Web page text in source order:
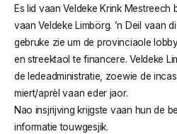
Es lid vaan Veldeke Krink Mestreech
vaan Veldeke Limbörg. ’n Deil vaan
gebruke zie um de provinciaole
en streektaol te financere. Veldeke
de ledeadministratie, zoewie de
miert/aprèl vaan eder jaor.
Nao insjrijving krijgste vaan hun de
informatie touwgesjik.